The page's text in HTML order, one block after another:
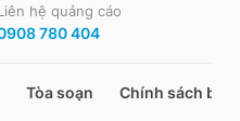
hệ quảng cáo
780 404
Tòa soạn Chính sách bảo